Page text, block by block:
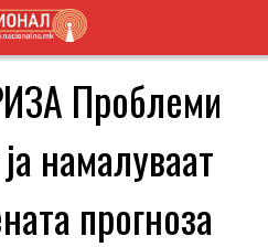
Проблеми
намалуваат
прогноза